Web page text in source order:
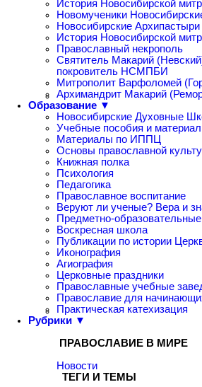
История Новосибирской
Новомученики
Новосибирские Архипастыри
История Новосибирской
Православный некрополь
Святитель Макарий
покровитель НСМПБИ
Митрополит Варфоломей
Архимандрит Макарий
Образование ▼
Новосибирские Духовные
Учебные пособия и
Материалы по ИППЦ
Основы православной
Книжная полка
Психология
Педагогика
Православное воспитание
Веруют ли ученые? Вера и
Предметно-
Воскресная школа
Публикации по истории
Иконография
Агиография
Церковные праздники
Православные учебные
Православие для
Практическая катехизация
Рубрики ▼
ПРАВОСЛАВИЕ В МИРЕ
Новости
ТЕГИ И ТЕМЫ